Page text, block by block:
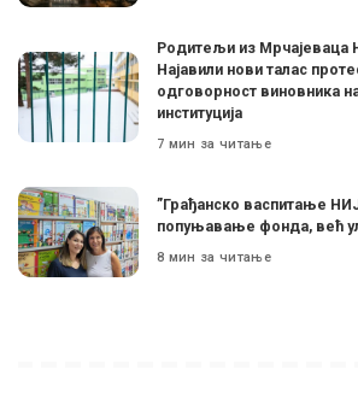
Родитељи из
Најавили нови талас
одговорност виновника
институција
7 мин за читање
”Грађанско васпитање
попуњавање фонда, већ
8 мин за читање